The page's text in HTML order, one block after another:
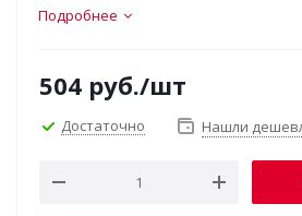
Подробнее
504 руб./шт
Достаточно Нашли